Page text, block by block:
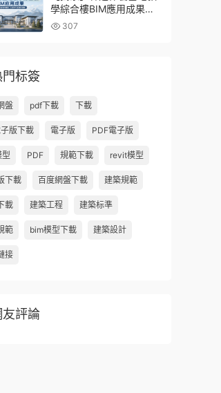
學綜合樓BIM應用成果
（全套資料含BIM模型、
307
門标簽
盤 pdf下載 下載
版下載 電子版 PDF電子版
型 PDF 規範下載 revit模型
下載 百度網盤下載 建築規範
載 建築工程 建築标準
範 bim模型下載 建築設計
接
友評論